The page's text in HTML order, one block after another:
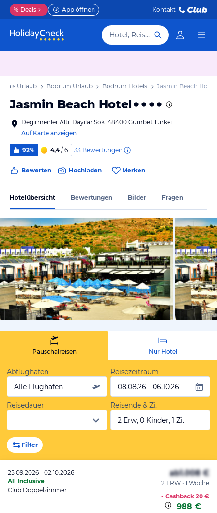
% Deals App öffnen Kontakt
Hotel, Reiseziel
Urlaub Bodrum Urlaub Bodrum Hotels Jasmin Beach Hotel
Jasmin Beach Hotel
Degirmenler Alti. Dayilar Sok. 48400 Gümbet Türkei
Auf Karte anzeigen
92% 4,4/ 6 33 Bewertungen
Bewerten Hochladen Merken
Hotelübersicht Bewertungen Bilder Fragen
vom
Pauschalreisen Nur Hotel
Abflughafen
Alle Flughäfen
Reisezeitraum
08.08.26 - 06.10.26
Reisedauer
Reisende & Zi.
2 Erw, 0 Kinder, 1 Zi.
Filter
25.09.2026 - 02.10.2026
All Inclusive
Club Doppelzimmer
ab1.008 €
2 ERW • 1 Woche
- Cashback 20 €
988 €